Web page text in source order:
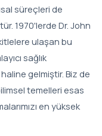
süreçleri de
1970'lerde Dr. John
ulaşan bu
sağlık
gelmiştir. Biz de
temelleri esas
en yüksek